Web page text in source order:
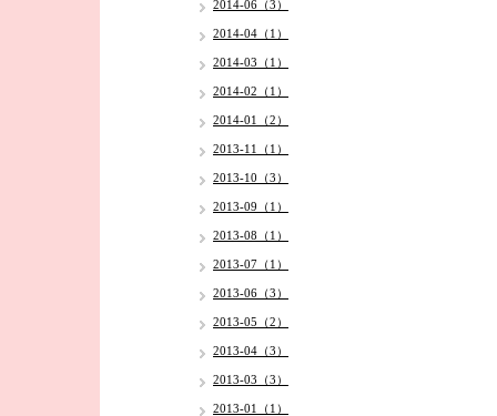
2014-06（3）
2014-04（1）
2014-03（1）
2014-02（1）
2014-01（2）
2013-11（1）
2013-10（3）
2013-09（1）
2013-08（1）
2013-07（1）
2013-06（3）
2013-05（2）
2013-04（3）
2013-03（3）
2013-01（1）